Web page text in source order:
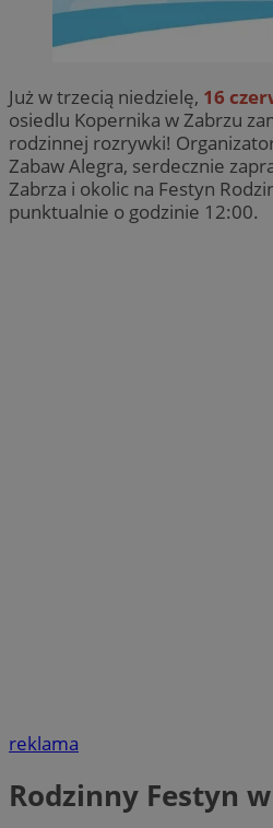
Już w trzecią niedzielę, 16
osiedlu Kopernika w Zabrzu
rodzinnej rozrywki!
Zabaw Alegra, serdecznie
Zabrza i okolic na Festyn
punktualnie o godzinie 12:00.
reklama
Rodzinny Festyn